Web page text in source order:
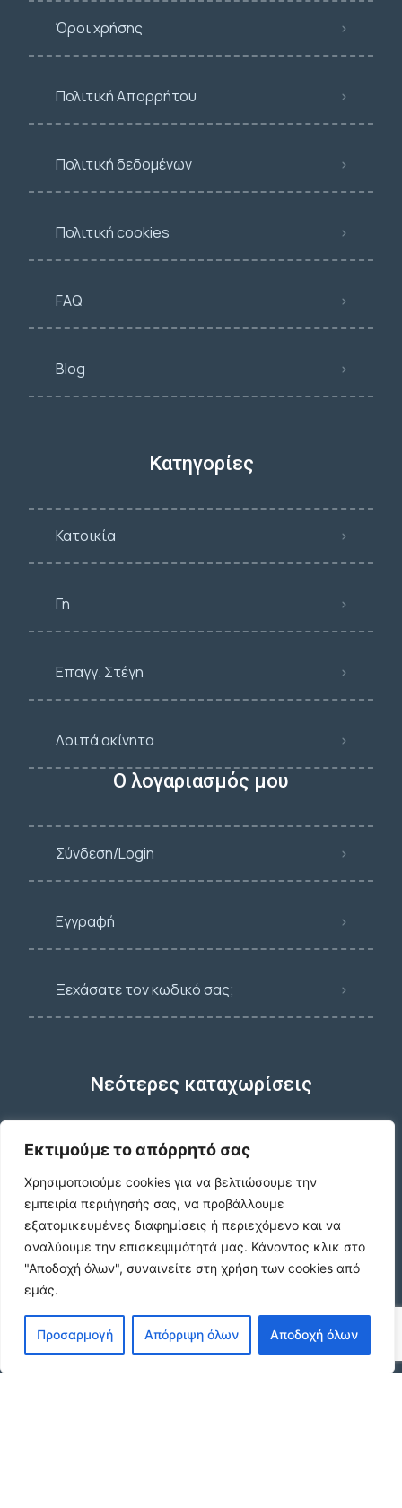
Εκτιμούμε το απόρρητό σας
Χρησιμοποιούμε cookies για να βελτιώσουμε την
εμπειρία περιήγησής σας, να προβάλλουμε
εξατομικευμένες διαφημίσεις ή περιεχόμενο και να
αναλύουμε την επισκεψιμότητά μας. Κάνοντας κλικ στο
"Αποδοχή όλων", συναινείτε στη χρήση των cookies από
εμάς.
Προσαρμογή Απόρριψη όλων Αποδοχή όλων
Όροι χρήσης
Πολιτική Απορρήτου
Πολιτική δεδομένων
Πολιτική cookies
FAQ
Blog
Κατηγορίες
Κατοικία
Γη
Επαγγ. Στέγη
Λοιπά ακίνητα
Ο λογαριασμός μου
Σύνδεση/Login
Εγγραφή
Ξεχάσατε τον κωδικό σας;
Νεότερες καταχωρίσεις
Κωδικος ακινητου Α3395 γκαρσονιερα
ανακαινισμενη στους Αμπελοκηπους
€420 /μήνα
€550 /μήνα